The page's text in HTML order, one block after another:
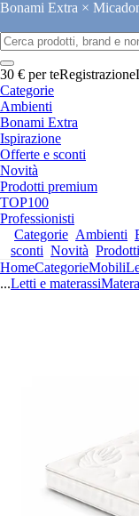
Bonami Extra ×
30 € per teRegistrazione
Categorie
Ambienti
Bonami Extra
Ispirazione
Offerte e sconti
Novità
Prodotti premium
TOP100
Professionisti
Categorie Ambienti
sconti Novità
HomeCategorieMobili
...Letti e materassi